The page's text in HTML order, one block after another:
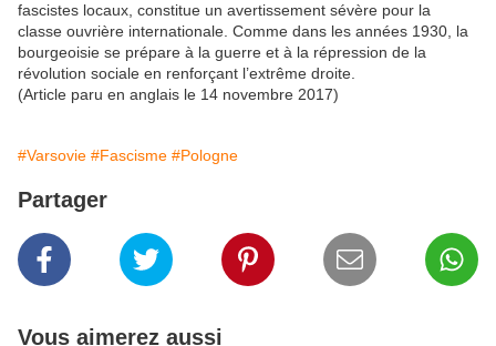
fascistes locaux, constitue un avertissement sévère pour la
classe ouvrière internationale. Comme dans les années 1930, la
bourgeoisie se prépare à la guerre et à la répression de la
révolution sociale en renforçant l’extrême droite.
(Article paru en anglais le 14 novembre 2017)
#Varsovie #Fascisme #Pologne
Partager
Vous aimerez aussi